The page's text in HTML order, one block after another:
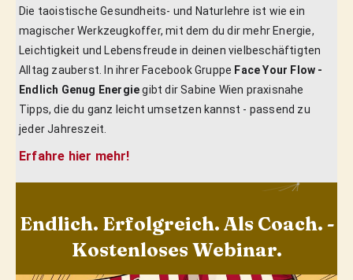
Die taoistische Gesundheits- und Naturlehre ist wie ein
magischer Werkzeugkoffer, mit dem du dir mehr Energie,
Leichtigkeit und Lebensfreude in deinen vielbeschäftigten
Alltag zauberst. In ihrer Facebook Gruppe Face Your Flow -
Endlich Genug Energiegibt dir Sabine Wien praxisnahe
Tipps, die du ganz leicht umsetzen kannst - passend zu
jeder Jahreszeit.
Erfahre hier mehr!
Endlich. Erfolgreich. Als Coach. -
Kostenloses Webinar.